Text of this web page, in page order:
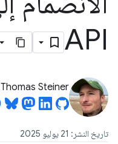
API
Thomas Steiner
تاريخ النشر: 21 يوليو 2025